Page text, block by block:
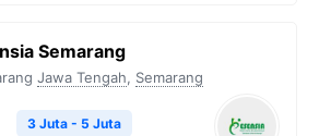
Semarang
Jawa Tengah, Semarang
3 Juta - 5 Juta